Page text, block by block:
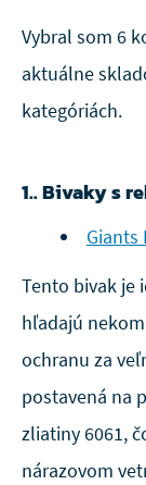
Vybral som 6
aktuálne
kategóriách.
1.. Bivaky s
Giants
Tento bivak je
hľadajú
ochranu za
postavená na
zliatiny 6061,
nárazovom